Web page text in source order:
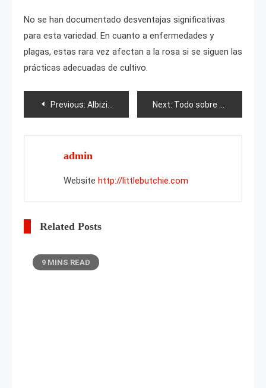
No se han documentado desventajas significativas
para esta variedad. En cuanto a enfermedades y
plagas, estas rara vez afectan a la rosa si se siguen las
prácticas adecuadas de cultivo.
Post
navigation
Previous: Albizia: descripción y cultivo Next: Todo sobre el cultivo de la uva doncella en Siberia
admin
Website http://littlebutchie.com
Related Posts
9 MINS READ